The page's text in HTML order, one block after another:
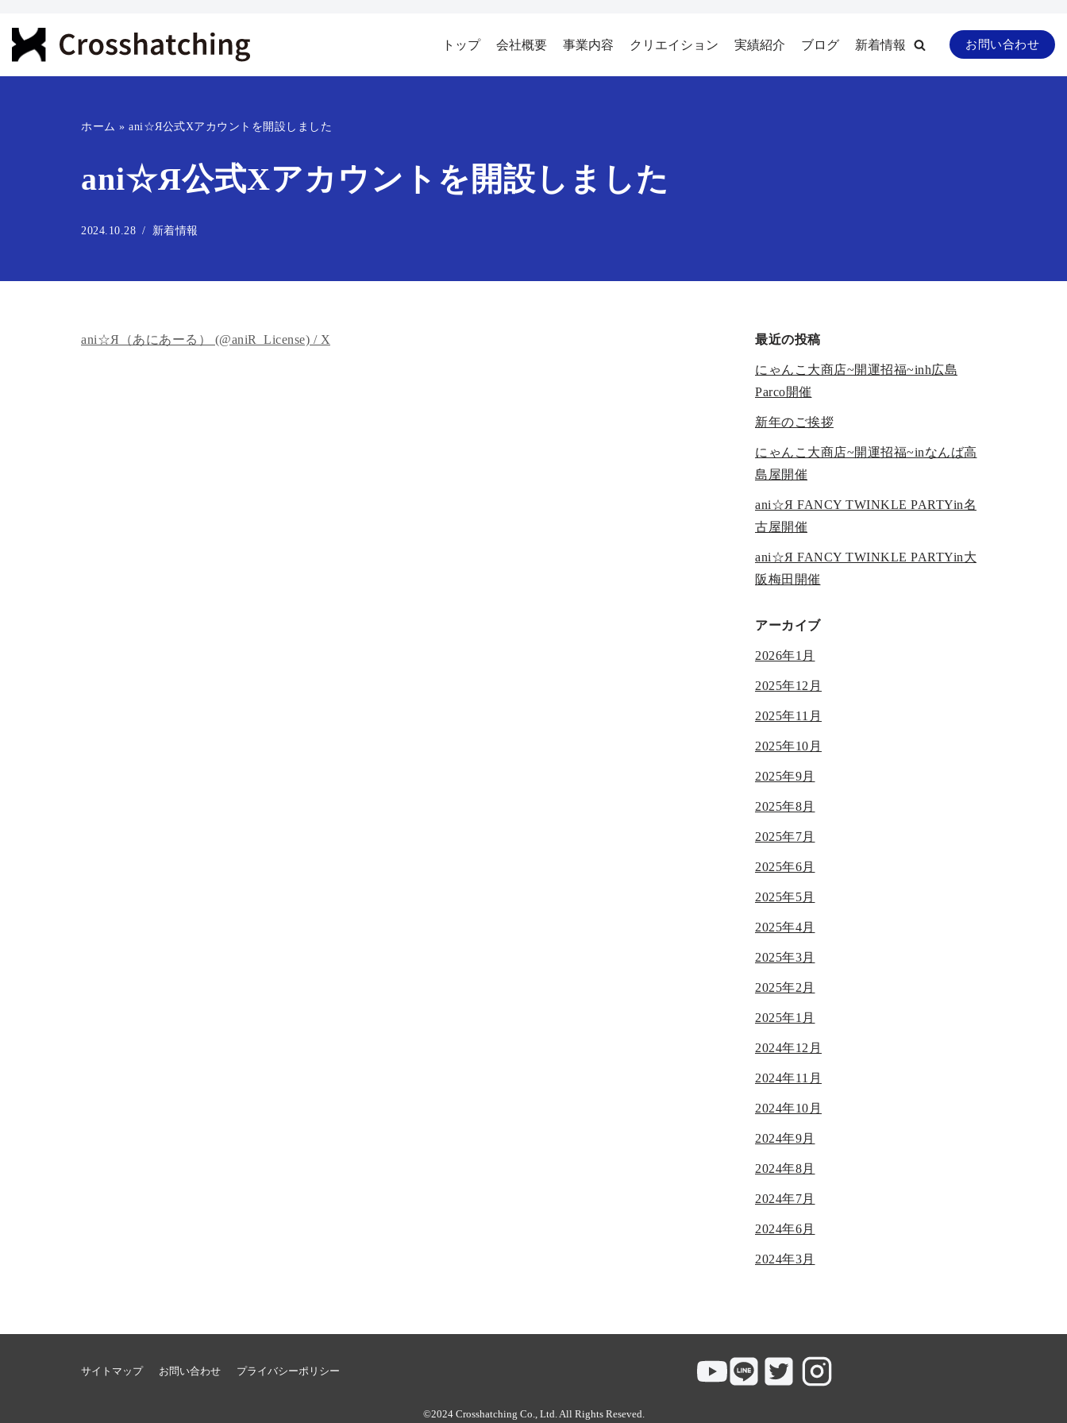
コ
ン
トップ 会社概要 事業内容 クリエイション 実績紹介 ブログ 新着情報 お問い合わせ
ホーム » ani☆Я公式Xアカウントを開設しました
ani☆Я公式Xアカウントを開設しました
2024.10.28 新着情報
ani☆Я（あにあーる） (@aniR_License) / X 最近の投稿
にゃんこ大商店~開運招福~inh広島
Parco開催
新年のご挨拶
にゃんこ大商店~開運招福~inなんば高
島屋開催
ani☆Я FANCY TWINKLE PARTYin名
古屋開催
ani☆Я FANCY TWINKLE PARTYin大
阪梅田開催
アーカイブ
2026年1月
2025年12月
2025年11月
2025年10月
2025年9月
2025年8月
2025年7月
2025年6月
2025年5月
2025年4月
2025年3月
2025年2月
2025年1月
2024年12月
2024年11月
2024年10月
2024年9月
2024年8月
2024年7月
2024年6月
2024年3月
サイトマップ お問い合わせ プライバシーポリシー
©2024 Crosshatching Co., Ltd. All Rights Reseved.